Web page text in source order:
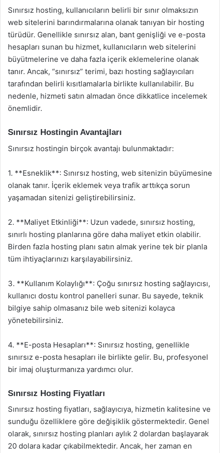
Sınırsız hosting, kullanıcıların belirli bir sınır olmaksızın
web sitelerini barındırmalarına olanak tanıyan bir hosting
türüdür. Genellikle sınırsız alan, bant genişliği ve e-posta
hesapları sunan bu hizmet, kullanıcıların web sitelerini
büyütmelerine ve daha fazla içerik eklemelerine olanak
tanır. Ancak, “sınırsız” terimi, bazı hosting sağlayıcıları
tarafından belirli kısıtlamalarla birlikte kullanılabilir. Bu
nedenle, hizmeti satın almadan önce dikkatlice incelemek
önemlidir.
Sınırsız Hostingin Avantajları
Sınırsız hostingin birçok avantajı bulunmaktadır:
1. **Esneklik**: Sınırsız hosting, web sitenizin büyümesine
olanak tanır. İçerik eklemek veya trafik arttıkça sorun
yaşamadan sitenizi geliştirebilirsiniz.
2. **Maliyet Etkinliği**: Uzun vadede, sınırsız hosting,
sınırlı hosting planlarına göre daha maliyet etkin olabilir.
Birden fazla hosting planı satın almak yerine tek bir planla
tüm ihtiyaçlarınızı karşılayabilirsiniz.
3. **Kullanım Kolaylığı**: Çoğu sınırsız hosting sağlayıcısı,
kullanıcı dostu kontrol panelleri sunar. Bu sayede, teknik
bilgiye sahip olmasanız bile web sitenizi kolayca
yönetebilirsiniz.
4. **E-posta Hesapları**: Sınırsız hosting, genellikle
sınırsız e-posta hesapları ile birlikte gelir. Bu, profesyonel
bir imaj oluşturmanıza yardımcı olur.
Sınırsız Hosting Fiyatları
Sınırsız hosting fiyatları, sağlayıcıya, hizmetin kalitesine ve
sunduğu özelliklere göre değişiklik göstermektedir. Genel
olarak, sınırsız hosting planları aylık 2 dolardan başlayarak
20 dolara kadar çıkabilmektedir. Ancak, her zaman en